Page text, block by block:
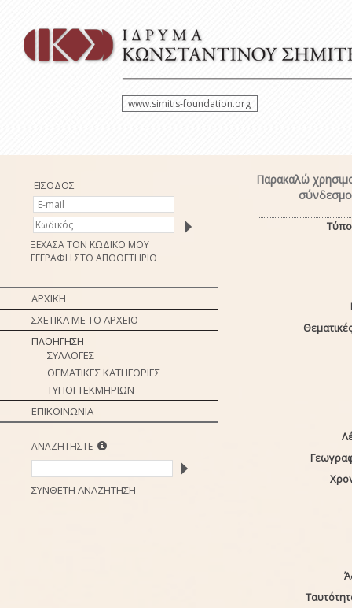
www.simitis-foundation.org
ΕΙΣΟΔΟΣ
ΞΕΧΑΣΑ ΤΟΝ ΚΩΔΙΚΟ ΜΟΥ
ΕΓΓΡΑΦΗ ΣΤΟ ΑΠΟΘΕΤΗΡΙΟ
ΑΡΧΙΚΗ
ΣΧΕΤΙΚΑ ΜΕ ΤΟ ΑΡΧΕΙΟ
ΠΛΟΗΓΗΣΗ
ΣΥΛΛΟΓΕΣ
ΘΕΜΑΤΙΚΕΣ ΚΑΤΗΓΟΡΙΕΣ
ΤΥΠΟΙ ΤΕΚΜΗΡΙΩΝ
ΕΠΙΚΟΙΝΩΝΙΑ
ΑΝΑΖΗΤΗΣΤΕ
ΣΥΝΘΕΤΗ ΑΝΑΖΗΤΗΣΗ
Παρακαλώ